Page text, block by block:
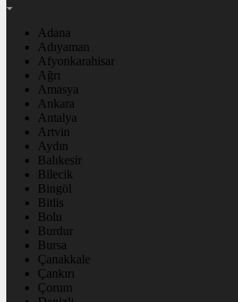
Adana
Adıyaman
Afyonkarahisar
Ağrı
Amasya
Ankara
Antalya
Artvin
Aydın
Balıkesir
Bilecik
Bingöl
Bitlis
Bolu
Burdur
Bursa
Çanakkale
Çankırı
Çorum